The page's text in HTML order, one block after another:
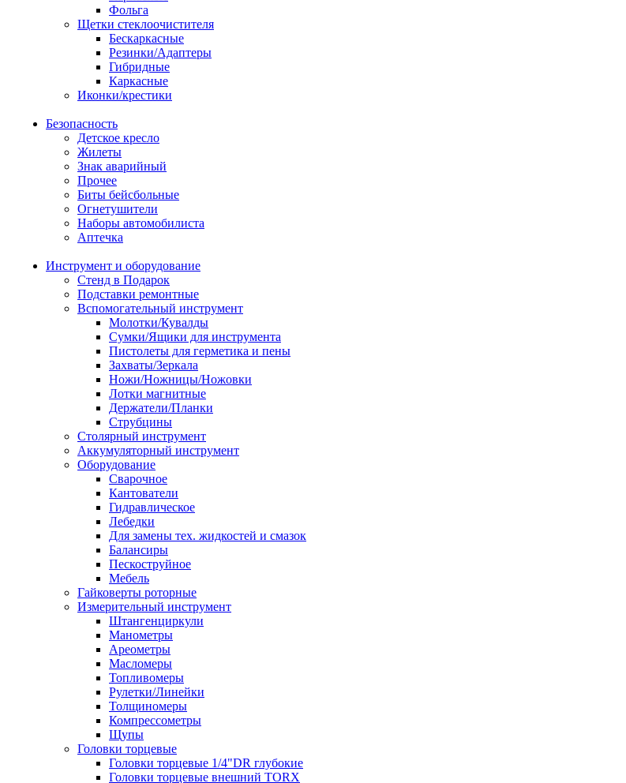
Фольга
Щетки стеклоочистителя
Бескаркасные
Резинки/Адаптеры
Гибридные
Каркасные
Иконки/крестики
Безопасность
Детское кресло
Жилеты
Знак аварийный
Прочее
Биты бейсбольные
Огнетушители
Наборы автомобилиста
Аптечка
Инструмент и оборудование
Стенд в Подарок
Подставки ремонтные
Вспомогательный инструмент
Молотки/Кувалды
Сумки/Ящики для инструмента
Пистолеты для герметика и пены
Захваты/Зеркала
Ножи/Ножницы/Ножовки
Лотки магнитные
Держатели/Планки
Струбцины
Столярный инструмент
Аккумуляторный инструмент
Оборудование
Сварочное
Кантователи
Гидравлическое
Лебедки
Для замены тех. жидкостей и смазок
Балансиры
Пескоструйное
Мебель
Гайковерты роторные
Измерительный инструмент
Штангенциркули
Манометры
Ареометры
Масломеры
Топливомеры
Рулетки/Линейки
Толщиномеры
Компрессометры
Щупы
Головки торцевые
Головки торцевые 1/4"DR глубокие
Головки торцевые внешний TORX